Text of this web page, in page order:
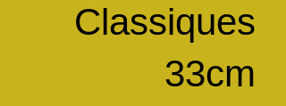
Classiques
33cm